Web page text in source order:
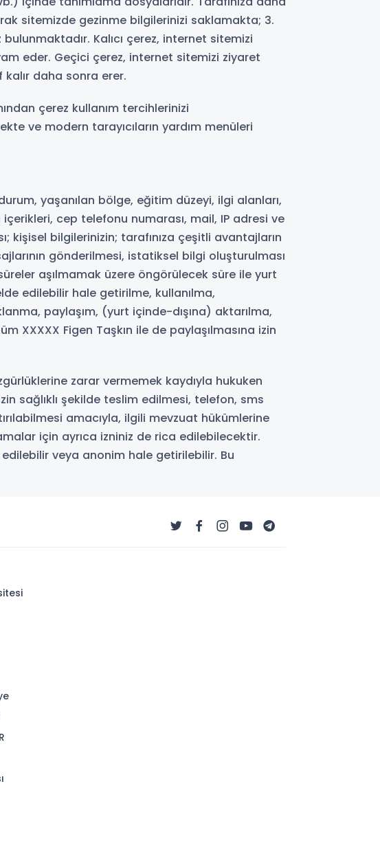
sitemizde gezinme bilgilerinizi saklamakta; 3.
Kalıcı çerez, internet sitemizi
eder. Geçici çerez, internet sitemizi ziyaret
daha sonra erer.
çerez kullanım tercihlerinizi
ve modern tarayıcıların yardım menüleri
yaşanılan bölge, eğitim düzeyi, ilgi alanları,
cep telefonu numarası, mail, IP adresi ve
bilgilerinizin; tarafınıza çeşitli avantajların
gönderilmesi, istatiksel bilgi oluşturulması
aşılmamak üzere öngörülecek süre ile yurt
edilebilir hale getirilme, kullanılma,
paylaşım, (yurt içinde-dışına) aktarılma,
Figen Taşkın ile de paylaşılmasına izin
zarar vermemek kaydıyla hukuken
sağlıklı şekilde teslim edilmesi, telefon, sms
amacıyla, ilgili mevzuat hükümlerine
için ayrıca izniniz de rica edilebilecektir.
veya anonim hale getirilebilir. Bu